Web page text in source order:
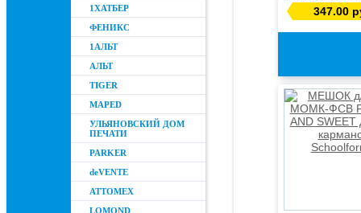
1ХАТБЕР
ФЕНИКС
1АЛЬТ
АЛЬТ
TIGER
MAPED
УЛЬЯНОВСКИЙ ДОМ
ПЕЧАТИ
PARKER
deVENTE
ATTOMEX
LOMOND
347.00